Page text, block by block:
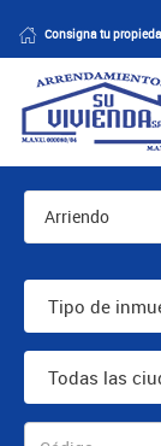
Consigna tu
Tipo de
Todas las